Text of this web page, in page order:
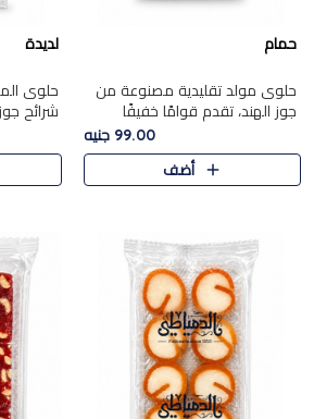
حمام
حلوى مولد تقليدية مصنوعة من
جوز الهند، تقدم قوامًا خفيفًا
ونكهة شرقية أصيلة تجسد روح
الـموسم الأعياد.
99.00 جنيه
أضف
لديدة
حلوى
شرائح
غنية